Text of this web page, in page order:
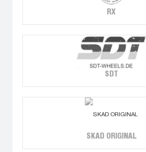
RX
SDT
SKAD ORIGINAL